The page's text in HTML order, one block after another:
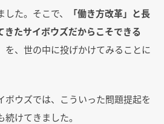
た。そこで、
「働き方改革」と長
きたサイボウズだからこそできる
を、世の中に投げかけてみることに
ボウズでは、こういった問題提起を
続けてきました。